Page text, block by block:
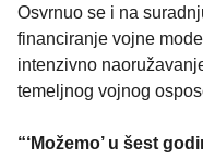
Osvrnuo se i na
financiranje vojne
intenzivno
temeljnog vojnog
“‘Možemo’ u šest